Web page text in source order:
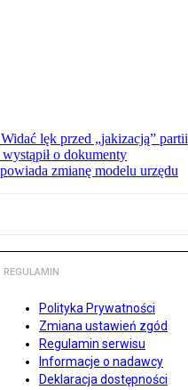
lęk przed „jakizacją” partii
o dokumenty
zmianę modelu urzędu
REGULAMIN
Polityka Prywatności
Zmiana ustawień zgód
Regulamin serwisu
Informacje o nadawcy
Deklaracja dostępności